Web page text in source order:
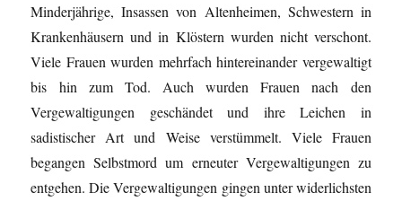
Minderjährige, Insassen von Altenheimen, Schwestern in
Krankenhäusern und in Klöstern wurden nicht verschont.
Viele Frauen wurden mehrfach hintereinander vergewaltigt
bis hin zum Tod. Auch wurden Frauen nach den
Vergewaltigungen geschändet und ihre Leichen in
sadistischer Art und Weise verstümmelt. Viele Frauen
begangen Selbstmord um erneuter Vergewaltigungen zu
entgehen. Die Vergewaltigungen gingen unter widerlichsten